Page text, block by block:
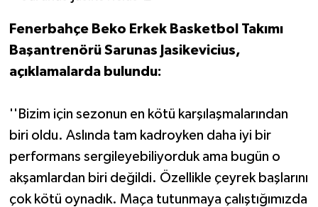
Fenerbahçe Beko Erkek Basketbol Takımı
Başantrenörü Sarunas Jasikevicius,
açıklamalarda bulundu:
''Bizim için sezonun en kötü karşılaşmalarından
biri oldu. Aslında tam kadroyken daha iyi bir
performans sergileyebiliyorduk ama bugün o
akşamlardan biri değildi. Özellikle çeyrek başlarını
çok kötü oynadık. Maça tutunmaya çalıştığımızda